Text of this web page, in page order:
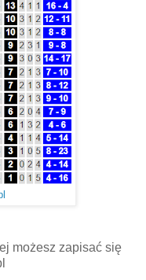
możesz zapisać się